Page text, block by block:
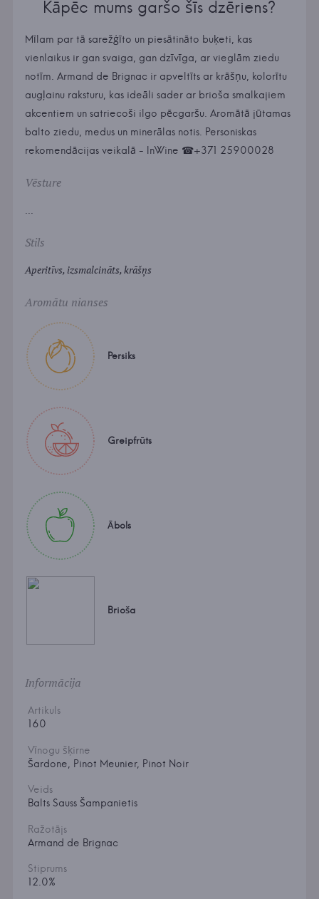
Kāpēc mums garšo šīs dzēriens?
Mīlam par tā sarežģīto un piesātināto buķeti, kas
vienlaikus ir gan svaiga, gan dzīvīga, ar vieglām ziedu
notīm. Armand de Brignac ir apveltīts ar krāšņu, kolorītu
augļainu raksturu, kas ideāli sader ar brioša smalkajiem
akcentiem un satriecoši ilgo pēcgaršu. Aromātā jūtamas
balto ziedu, medus un minerālas notis. Personiskas
rekomendācijas veikalā - InWine ☎+371 25900028
Vēsture
...
Stils
Aperitīvs, izsmalcināts, krāšņs
Aromātu nianses
Persiks
Greipfrūts
Ābols
Brioša
Informācija
Artikuls
160
Vīnogu šķirne
Šardone, Pinot Meunier, Pinot Noir
Veids
Balts Sauss Šampanietis
Ražotājs
Armand de Brignac
Stiprums
12.0%